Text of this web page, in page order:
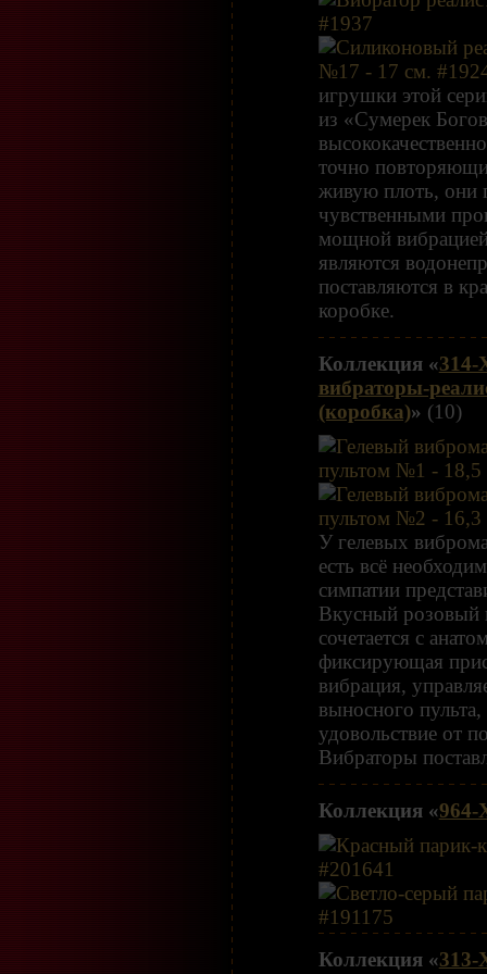
игрушки этой
из «Сумерек
точно
живую плоть, они
чувственными
мощной
являются
поставляются в
коробке.
Коллекция «314-
вибраторы-
(коробка)» (10)
У гелевых
есть всё
симпатии
Вкусный розовый
сочетается с
фиксирующая
вибрация,
выносного
удовольствие от
Вибраторы
Коллекция «964-
Коллекция «313-